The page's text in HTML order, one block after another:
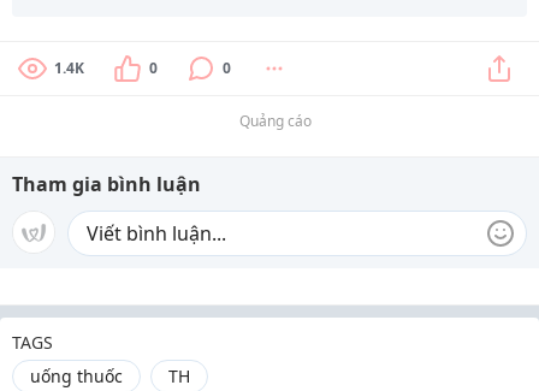
1.4K 0 0
Quảng cáo
Tham gia bình luận
TAGS
uống thuốc
TH